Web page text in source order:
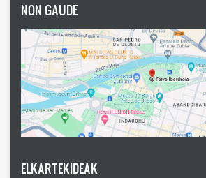
NON GAUDE
ELKARTEKIDEAK